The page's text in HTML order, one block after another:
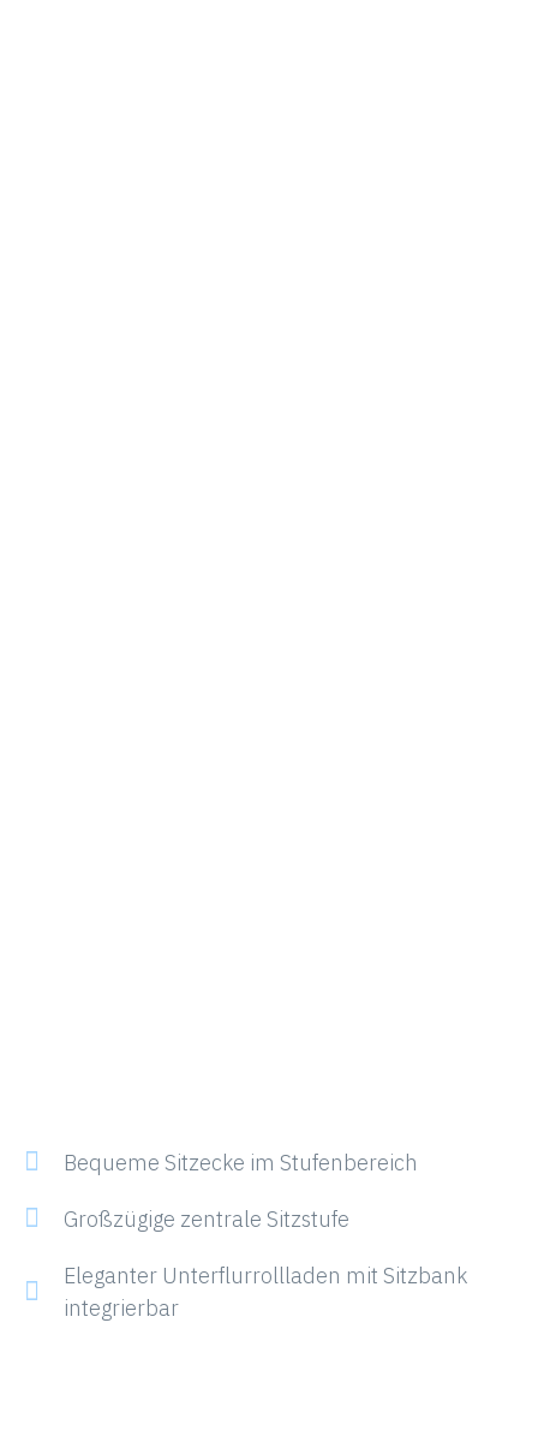
Bequeme Sitzecke im Stufenbereich
Großzügige zentrale Sitzstufe
Eleganter Unterflurrollladen mit Sitzbank
integrierbar